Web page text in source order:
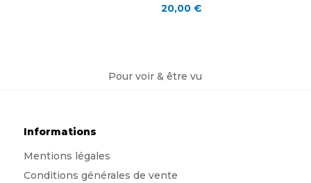
20,00 €
Pour voir & être vu
Informations
Mentions légales
Conditions générales de vente